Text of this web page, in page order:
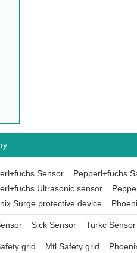
Sensor
Pepperl+fuchs
Ultrasonic sensor
Surge protective device
Sick Sensor Turkc Sensor
grid Mtl Safety grid